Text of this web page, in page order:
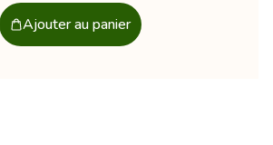
Ajouter au panier